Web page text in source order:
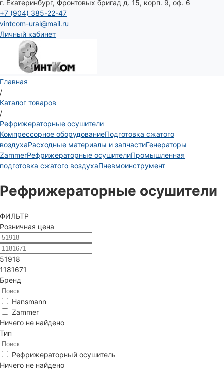
г. Екатеринбург, Фронтовых бригад д. 15, корп. 9, оф. 6
+7 (904) 385-22-47
vintcom-ural@mail.ru
Личный кабинет
Главная
/
Каталог товаров
/
Рефрижераторные осушители
Компрессорное оборудованиеПодготовка сжатого
воздухаРасходные материалы и запчастиГенераторы
ZammerРефрижераторные осушителиПромышленная
подготовка сжатого воздухаПневмоинструмент
Рефрижераторные осушители
ФИЛЬТР
Розничная цена
51918
1181671
Бренд
Hansmann
Zammer
Ничего не найдено
Тип
Рефрижераторный осушитель
Ничего не найдено